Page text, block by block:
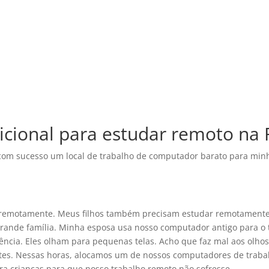
para estudar remoto na
sucesso um local de trabalho de computador barato para
Meus filhos também precisam estudar
família. Minha esposa usa nosso computador antigo para
Eles olham para pequenas telas. Acho que faz mal aos
Nessas horas, alocamos um de nossos computadores de